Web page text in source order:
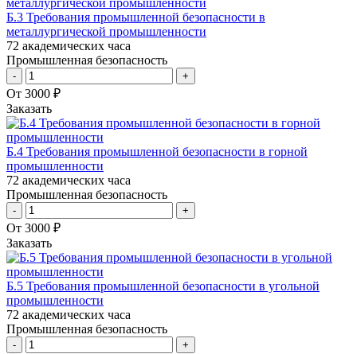
Б.3 Требования промышленной безопасности в
металлургической промышленности
72 академических часа
Промышленная безопасность
- +
От 3000 ₽
Заказать
Б.4 Требования промышленной безопасности в горной
промышленности
72 академических часа
Промышленная безопасность
- +
От 3000 ₽
Заказать
Б.5 Требования промышленной безопасности в угольной
промышленности
72 академических часа
Промышленная безопасность
- +